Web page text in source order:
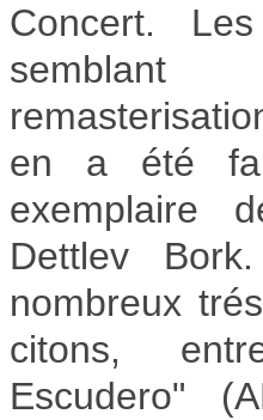
Concert.
en a été
exemplaire
Dettlev
nombreux
citons,
Escudero"